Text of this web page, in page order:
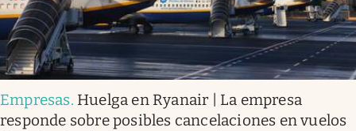
Empresas. Huelga en Ryanair | La empresa
responde sobre posibles cancelaciones en vuelos